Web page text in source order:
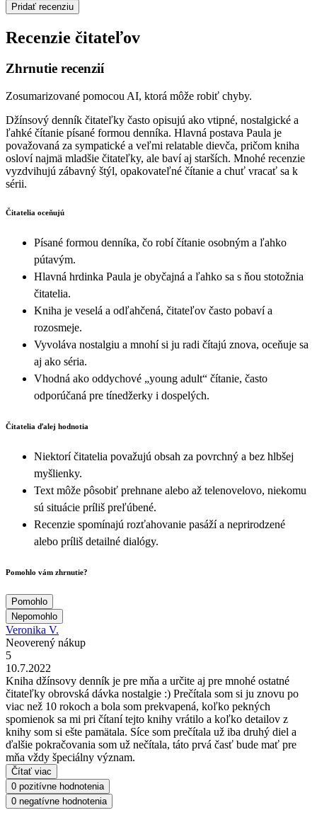
Pridať recenziu
Recenzie čitateľov
Zhrnutie recenzií
Zosumarizované pomocou AI, ktorá môže robiť chyby.
Džínsový denník čitateľky často opisujú ako vtipné, nostalgické a
ľahké čítanie písané formou denníka. Hlavná postava Paula je
považovaná za sympatické a veľmi relatable dievča, pričom kniha
osloví najmä mladšie čitateľky, ale baví aj starších. Mnohé recenzie
vyzdvihujú zábavný štýl, opakovateľné čítanie a chuť vracať sa k
sérii.
Čitatelia oceňujú
Písané formou denníka, čo robí čítanie osobným a ľahko
pútavým.
Hlavná hrdinka Paula je obyčajná a ľahko sa s ňou stotožnia
čitatelia.
Kniha je veselá a odľahčená, čitateľov často pobaví a
rozosmeje.
Vyvoláva nostalgiu a mnohí si ju radi čítajú znova, oceňuje sa
aj ako séria.
Vhodná ako oddychové „young adult“ čítanie, často
odporúčaná pre tínedžerky i dospelých.
Čitatelia ďalej hodnotia
Niektorí čitatelia považujú obsah za povrchný a bez hlbšej
myšlienky.
Text môže pôsobiť prehnane alebo až telenovelovo, niekomu
sú situácie príliš preľúbené.
Recenzie spomínajú rozťahovanie pasáží a neprirodzené
alebo príliš detailné dialógy.
Pomohlo vám zhrnutie?
Pomohlo
Nepomohlo
Veronika V.
Neoverený nákup
5
10.7.2022
Kniha džínsovy denník je pre mňa a určite aj pre mnohé ostatné
čitateľky obrovská dávka nostalgie :) Prečítala som si ju znovu po
viac než 10 rokoch a bola som prekvapená, koľko pekných
spomienok sa mi pri čítaní tejto knihy vrátilo a koľko detailov z
knihy som si ešte pamätala. Síce som prečítala už iba druhý diel a
ďalšie pokračovania som už nečítala, táto prvá časť bude mať pre
mňa vždy špeciálny význam.
Čítať viac
0 pozitívne hodnotenia
0 negatívne hodnotenia